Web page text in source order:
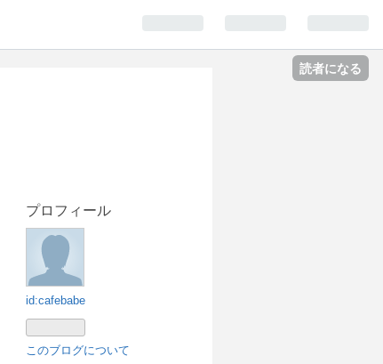
読者になる
プロフィール
id:cafebabe
このブログについて